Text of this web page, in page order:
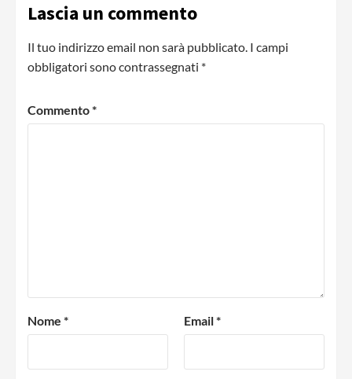
Lascia un commento
Il tuo indirizzo email non sarà pubblicato. I campi
obbligatori sono contrassegnati *
Commento*
Nome * Email*